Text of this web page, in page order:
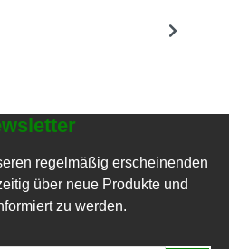
regelmäßig erscheinenden
über neue Produkte und
zu werden.